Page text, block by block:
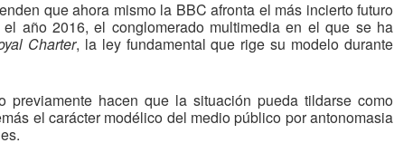
que ahora mismo la BBC afronta el más incierto futuro
año 2016, el conglomerado multimedia en el que se ha
Charter, la ley fundamental que rige su modelo durante
hacen que la situación pueda tildarse como
el carácter modélico del medio público por antonomasia